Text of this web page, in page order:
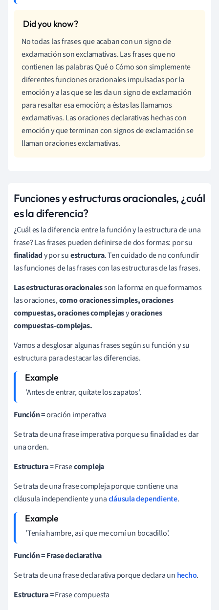
No todas las frases que acaban con un signo de
exclamación son exclamativas. Las frases que no
contienen las palabras Qué o Cómo son simplemente
diferentes funciones oracionales impulsadas por la
emoción y a las que se les da un signo de exclamación
para resaltar esa emoción; a éstas las llamamos
exclamativas. Las oraciones declarativas hechas con
emoción y que terminan con signos de exclamación se
llaman oraciones exclamativas.
Funciones y estructuras oracionales, ¿cuál
es la diferencia?
¿Cuál es la diferencia entre la función y la estructura de una
frase? Las frases pueden definirse de dos formas: por su
finalidady por suestructura. Ten cuidado de no confundir
las funciones de las frases con las estructuras de las frases.
Las estructuras oracionalesson la forma en que formamos
las oraciones,como oraciones simples, oraciones
compuestas, oraciones complejasyoraciones
compuestas-complejas.
Vamos a desglosar algunas frases según su función y su
estructura para destacar las diferencias.
'Antes de entrar, quítate los zapatos'.
Función=oración imperativa
Se trata de una frase imperativa porque su finalidad es dar
una orden.
Estructura= Frasecompleja
Se trata de una frase compleja porque contiene una
cláusula independiente y unacláusula dependiente.
'Tenía hambre, así que me comí un bocadillo'.
Función= Frase declarativa
Se trata de una frase declarativa porque declara un hecho.
Estructura=Frase compuesta